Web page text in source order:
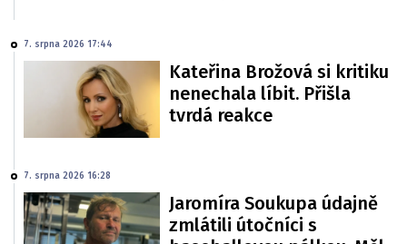
7. srpna 2026 17:44
Kateřina Brožová si kritiku
nenechala líbit. Přišla
tvrdá reakce
7. srpna 2026 16:28
Jaromíra Soukupa údajně
zmlátili útočníci s